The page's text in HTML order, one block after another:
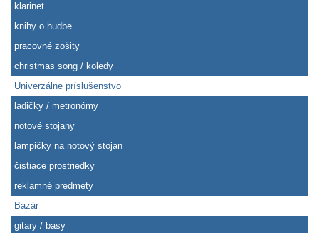
klarinet
knihy o hudbe
pracovné zošity
christmas song / koledy
Univerzálne príslušenstvo
ladičky / metronómy
notové stojany
lampičky na notový stojan
čistiace prostriedky
reklamné predmety
Bazár
gitary / basy